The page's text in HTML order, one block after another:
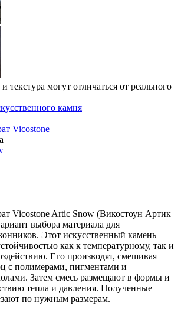
могут отличаться от реального
камня
Vicostone
Vicostone Artic Snow (Викостоун Артик
выбора материала для
Этот искусственный камень
как к температурному, так и
Его производят, смешивая
с полимерами, пигментами и
Затем смесь размещают в формы и
тепла и давления. Полученные
по нужным размерам.